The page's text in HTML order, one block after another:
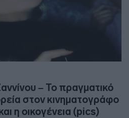
– Το πραγματικό
στον κινηματογράφο
η οικογένεια (pics)